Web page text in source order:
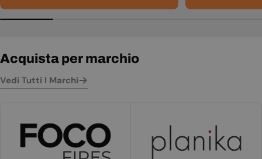
Acquista per marchio
Vedi Tutti I Marchi